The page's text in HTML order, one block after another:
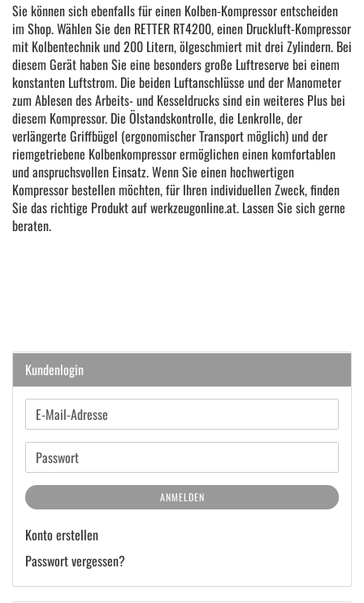
Sie können sich ebenfalls für einen Kolben-Kompressor entscheiden
im Shop. Wählen Sie den RETTER RT4200, einen Druckluft-Kompressor
mit Kolbentechnik und 200 Litern, ölgeschmiert mit drei Zylindern. Bei
diesem Gerät haben Sie eine besonders große Luftreserve bei einem
konstanten Luftstrom. Die beiden Luftanschlüsse und der Manometer
zum Ablesen des Arbeits- und Kesseldrucks sind ein weiteres Plus bei
diesem Kompressor. Die Ölstandskontrolle, die Lenkrolle, der
verlängerte Griffbügel (ergonomischer Transport möglich) und der
riemgetriebene Kolbenkompressor ermöglichen einen komfortablen
und anspruchsvollen Einsatz. Wenn Sie einen hochwertigen
Kompressor bestellen möchten, für Ihren individuellen Zweck, finden
Sie das richtige Produkt auf werkzeugonline.at. Lassen Sie sich gerne
beraten.
Kundenlogin
E-
Mail-
Adresse
Passwort
ANMELDEN
Konto erstellen
Passwort vergessen?